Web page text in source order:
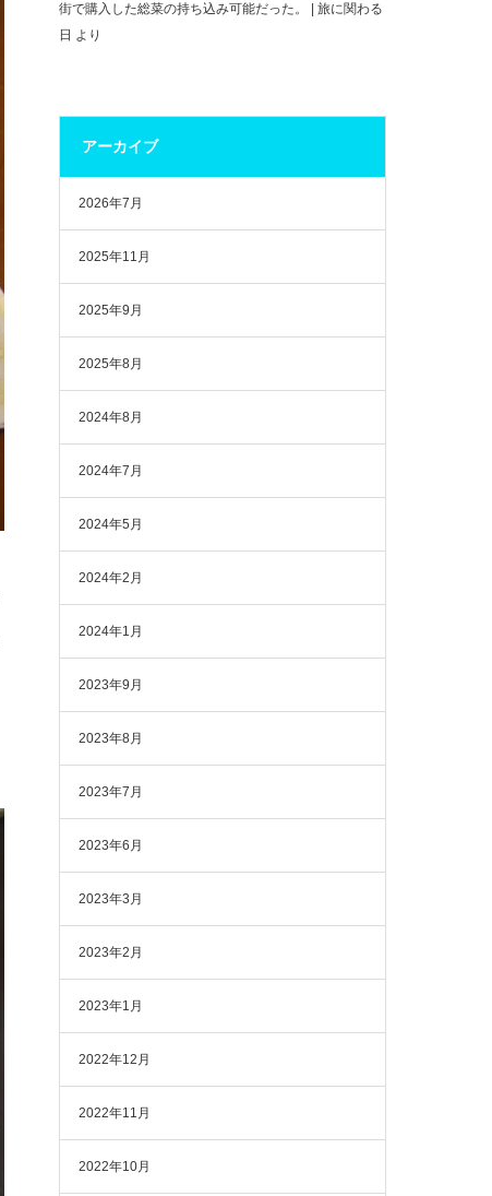
街で購入した総菜の持ち込み可能だった。 | 旅に関わる
日 より
アーカイブ
2026年7月
2025年11月
2025年9月
2025年8月
2024年8月
2024年7月
2024年5月
2024年2月
2024年1月
2023年9月
2023年8月
2023年7月
2023年6月
2023年3月
2023年2月
2023年1月
2022年12月
2022年11月
2022年10月